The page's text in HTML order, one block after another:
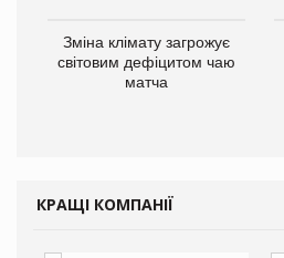
Зміна клімату загрожує
світовим дефіцитом чаю
матча
КРАЩІ КОМПАНІЇ